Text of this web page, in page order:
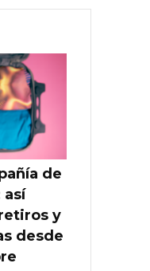
de
así
y
desde